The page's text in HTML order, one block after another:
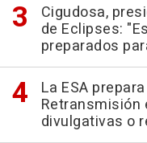
Cigudosa,
de Eclipses:
preparados
La ESA
Retransmisión
divulgativas o